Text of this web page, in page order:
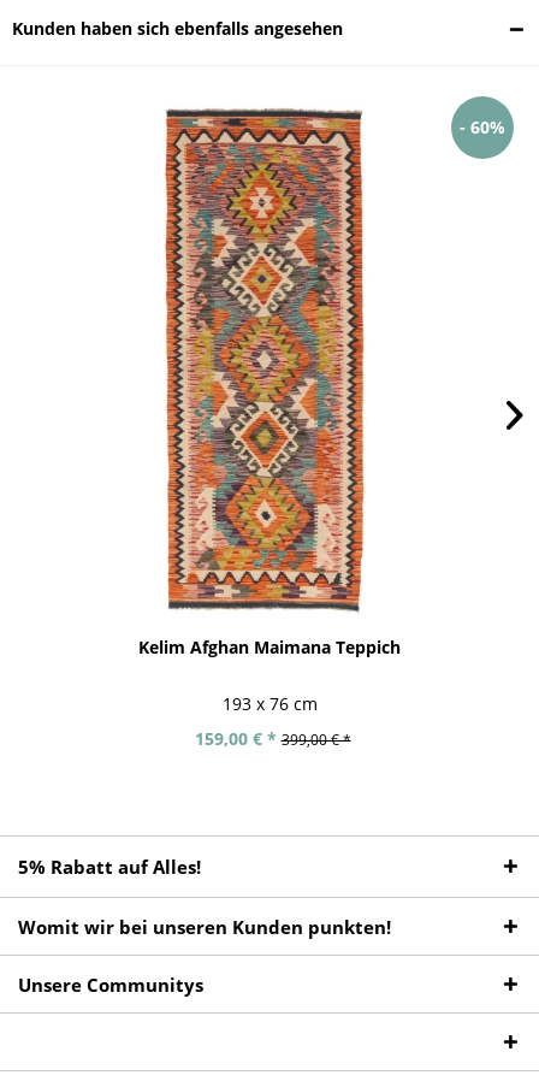
Kunden haben sich ebenfalls angesehen
- 60%
Kelim Afghan Maimana Teppich
193 x 76 cm
159,00 € * 399,00 € *
5% Rabatt auf Alles!
Womit wir bei unseren Kunden punkten!
Unsere Communitys